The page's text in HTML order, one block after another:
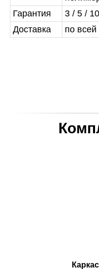
Гарантия
3 / 5 /
Доставка
по